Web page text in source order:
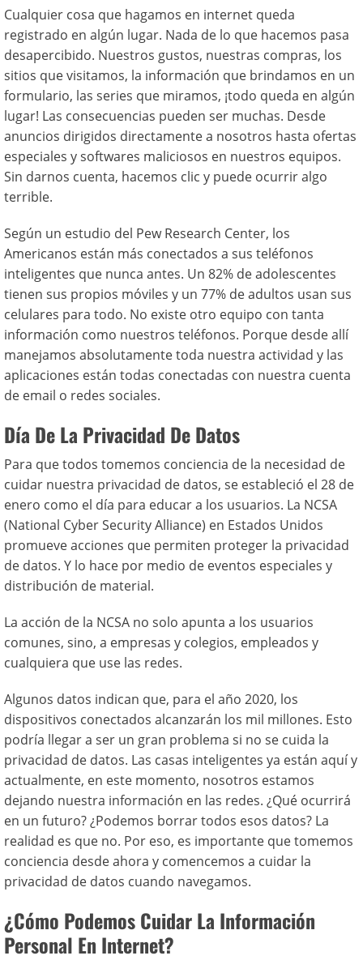
Cualquier cosa que hagamos en internet queda
registrado en algún lugar. Nada de lo que hacemos pasa
desapercibido. Nuestros gustos, nuestras compras, los
sitios que visitamos, la información que brindamos en un
formulario, las series que miramos, ¡todo queda en algún
lugar! Las consecuencias pueden ser muchas. Desde
anuncios dirigidos directamente a nosotros hasta ofertas
especiales y softwares maliciosos en nuestros equipos.
Sin darnos cuenta, hacemos clic y puede ocurrir algo
terrible.
Según un estudio del Pew Research Center, los
Americanos están más conectados a sus teléfonos
inteligentes que nunca antes. Un 82% de adolescentes
tienen sus propios móviles y un 77% de adultos usan sus
celulares para todo. No existe otro equipo con tanta
información como nuestros teléfonos. Porque desde allí
manejamos absolutamente toda nuestra actividad y las
aplicaciones están todas conectadas con nuestra cuenta
de email o redes sociales.
Día De La Privacidad De Datos
Para que todos tomemos conciencia de la necesidad de
cuidar nuestra privacidad de datos, se estableció el 28 de
enero como el día para educar a los usuarios. La NCSA
(National Cyber Security Alliance) en Estados Unidos
promueve acciones que permiten proteger la privacidad
de datos. Y lo hace por medio de eventos especiales y
distribución de material.
La acción de la NCSA no solo apunta a los usuarios
comunes, sino, a empresas y colegios, empleados y
cualquiera que use las redes.
Algunos datos indican que, para el año 2020, los
dispositivos conectados alcanzarán los mil millones. Esto
podría llegar a ser un gran problema si no se cuida la
privacidad de datos. Las casas inteligentes ya están aquí y
actualmente, en este momento, nosotros estamos
dejando nuestra información en las redes. ¿Qué ocurrirá
en un futuro? ¿Podemos borrar todos esos datos? La
realidad es que no. Por eso, es importante que tomemos
conciencia desde ahora y comencemos a cuidar la
privacidad de datos cuando navegamos.
¿Cómo Podemos Cuidar La Información
Personal En Internet?